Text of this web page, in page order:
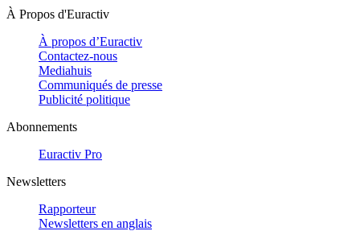
À Propos d'Euractiv
À propos d’Euractiv
Contactez-nous
Mediahuis
Communiqués de presse
Publicité politique
Abonnements
Euractiv Pro
Newsletters
Rapporteur
Newsletters en anglais